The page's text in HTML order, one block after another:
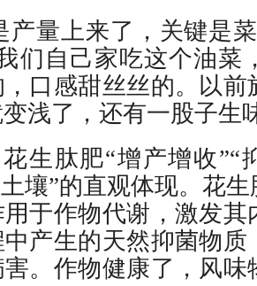
产量上来了，关键是
们自己家吃这个油菜
口感甜丝丝的。以前
浅了，还有一股子生
生肽肥“增产增收”“
壤”的直观体现。花
于作物代谢，激发其
产生的天然抑菌物
。作物健康了，风味